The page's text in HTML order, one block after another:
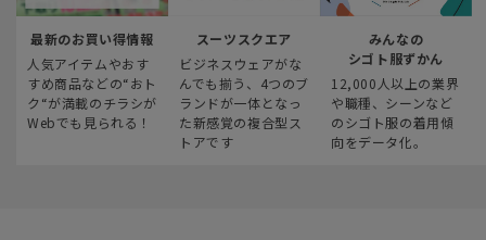
最新のお買い得情報
人気アイテムやおす
すめ商品などの“おト
ク“が満載のチラシが
Webでも見られる！
スーツスクエア
ビジネスウェアがな
んでも揃う、4つのブ
ランドが一体となっ
た新感覚の複合型ス
トアです
みんなの
シゴト服ずかん
12,000人以上の業界
や職種、シーンなど
のシゴト服の着用傾
向をデータ化。